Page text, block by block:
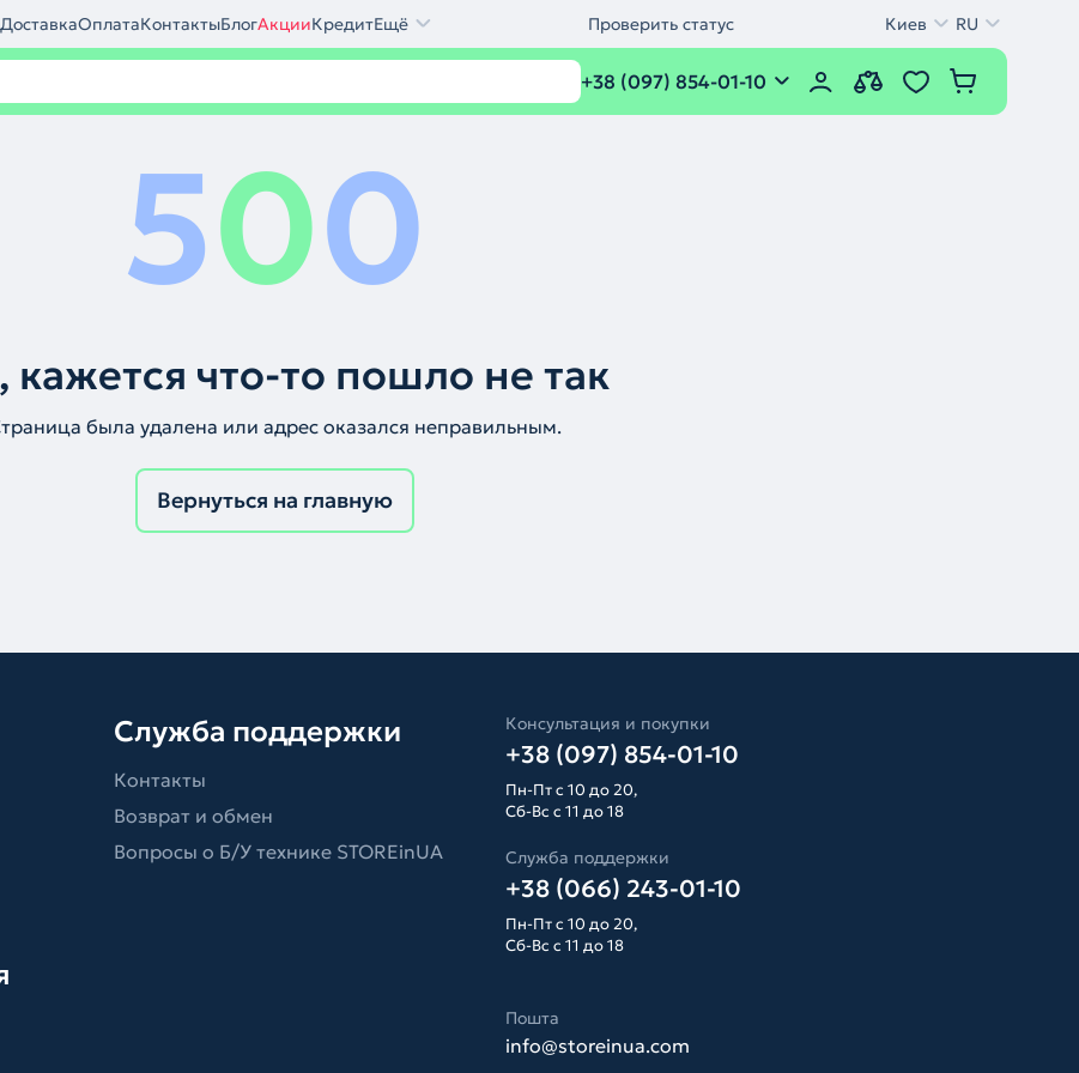
ДоставкаОплатаКонтактыБлогАкцииКредитЕщё Проверить статус Киев RU
+38 (097) 854-01-10
500
кажется что-то пошло не так
была удалена или адрес оказался неправильным.
Вернуться на главную
Служба поддержки
Контакты
Возврат и обмен
Вопросы о Б/У технике STOREinUA
Консультация и покупки
+38 (097) 854-01-10
Пн-Пт с 10 до 20,
Сб-Вс с 11 до 18
Служба поддержки
+38 (066) 243-01-10
Пн-Пт с 10 до 20,
Сб-Вс с 11 до 18
Пошта
info@storeinua.com